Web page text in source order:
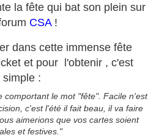
la fête qui bat son plein sur
CSA!
dans cette immense fête
et pour l'obtenir , c'est
simple :
comportant le mot "fête". Facile n'est
c'est l'été il fait beau, il va faire
aimerions que vos cartes soient
et festives."